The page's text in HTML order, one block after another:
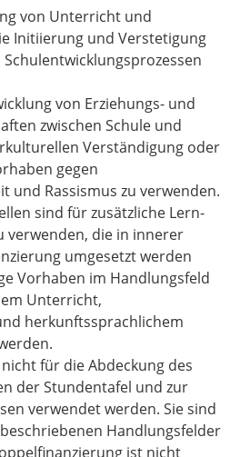
von Unterricht und
Initiierung und Verstetigung
von Erziehungs- und
zwischen Schule und
Verständigung oder
gegen
und Rassismus zu verwenden.
sind für zusätzliche Lern-
verwenden, die in innerer
umgesetzt werden
Vorhaben im Handlungsfeld
Unterricht,
herkunftssprachlichem
für die Abdeckung des
der Stundentafel und zur
verwendet werden. Sie sind
Handlungsfelder
ist nicht